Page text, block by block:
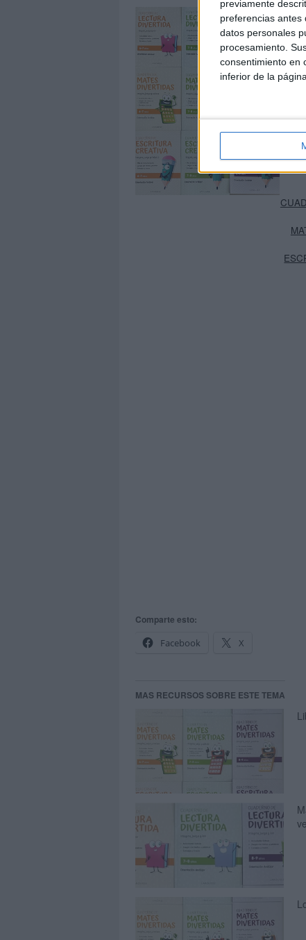
previamente
preferencias antes
datos personales
procesamiento.
consentimiento en
inferior de la
Comparte esto:
Facebook
X
MAS RECURSOS SOBRE ESTE TEMA